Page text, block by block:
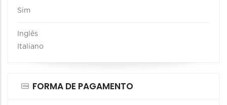
Sim
Inglês
Italiano
FORMA DE PAGAMENTO